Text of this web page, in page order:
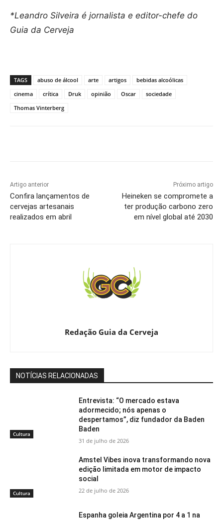
*Leandro Silveira é jornalista e editor-chefe do
Guia da Cerveja
TAGS abuso de álcool arte artigos
bebidas alcoólicas
cinema
crítica Druk opinião Oscar
sociedade
Thomas Vinterberg
Artigo anterior
Confira lançamentos de
cervejas artesanais
realizados em abril
Próximo artigo
Heineken se compromete a
ter produção carbono zero
em nível global até 2030
Redação Guia da Cerveja
NOTÍCIAS RELACIONADAS
Cultura
Entrevista: “O mercado estava
adormecido; nós apenas o
despertamos”, diz fundador da Baden
Baden
31 de julho de 2026
Cultura
Amstel Vibes inova transformando nova
edição limitada em motor de impacto
social
22 de julho de 2026
Espanha goleia Argentina por 4 a 1 na